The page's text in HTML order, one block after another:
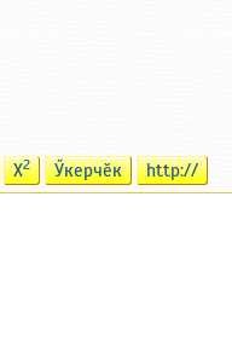
X2 Ӳкерчӗк http://